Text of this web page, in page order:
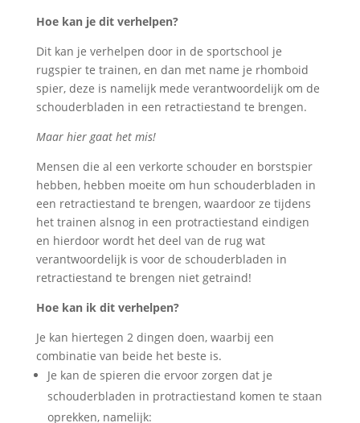
Hoe kan je dit verhelpen?
Dit kan je verhelpen door in de sportschool je
rugspier te trainen, en dan met name je rhomboid
spier, deze is namelijk mede verantwoordelijk om de
schouderbladen in een retractiestand te brengen.
Maar hier gaat het mis!
Mensen die al een verkorte schouder en borstspier
hebben, hebben moeite om hun schouderbladen in
een retractiestand te brengen, waardoor ze tijdens
het trainen alsnog in een protractiestand eindigen
en hierdoor wordt het deel van de rug wat
verantwoordelijk is voor de schouderbladen in
retractiestand te brengen niet getraind!
Hoe kan ik dit verhelpen?
Je kan hiertegen 2 dingen doen, waarbij een
combinatie van beide het beste is.
Je kan de spieren die ervoor zorgen dat je
schouderbladen in protractiestand komen te staan
oprekken, namelijk: